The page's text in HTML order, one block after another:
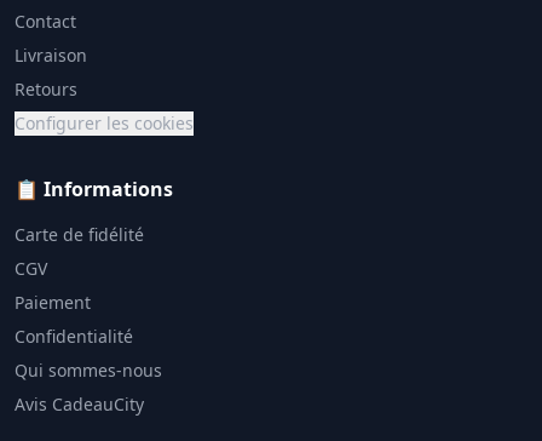
Contact
Livraison
Retours
Configurer les cookies
📋 Informations
Carte de fidélité
CGV
Paiement
Confidentialité
Qui sommes-nous
Avis CadeauCity